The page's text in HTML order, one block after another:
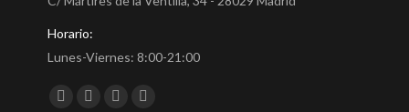
Horario:
Lunes-Viernes: 8:00-21:00
Encuéntranos en: